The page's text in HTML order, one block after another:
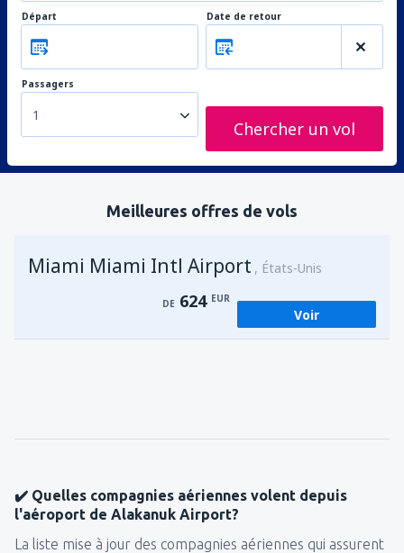
Départ Date de retour
Passagers
1
Chercher un vol
Meilleures offres de vols
Miami Miami Intl Airport États-Unis
DE 624 EUR
Voir
✔️ Quelles compagnies aériennes volent depuis
l'aéroport de Alakanuk Airport?
La liste mise à jour des compagnies aériennes qui assurent